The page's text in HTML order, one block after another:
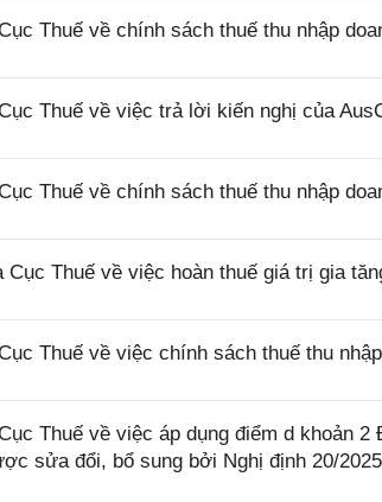
Thuế về chính sách thuế thu nhập
Thuế về việc trả lời kiến nghị của
Thuế về chính sách thuế thu nhập
Cục Thuế về việc hoàn thuế giá trị gia
Thuế về việc chính sách thuế thu
Thuế về việc áp dụng điểm d khoản
sửa đổi, bổ sung bởi Nghị định 20/